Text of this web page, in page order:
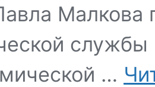
Малкова
…